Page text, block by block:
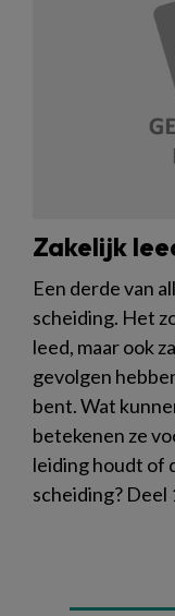
Zakelijk
Een derde van
scheiding. Het
leed, maar ook
gevolgen
bent. Wat
betekenen ze
leiding houdt of
scheiding? Deel